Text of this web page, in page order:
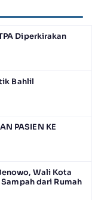
Diperkirakan
Bahlil
PASIEN KE
Wali Kota
dari Rumah